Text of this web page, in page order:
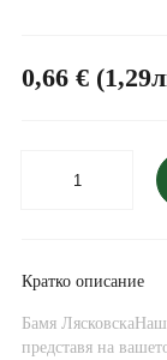
0,66 €
Кратко описание
Бамя
представя на